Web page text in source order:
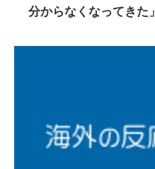
分からなくなってきた」